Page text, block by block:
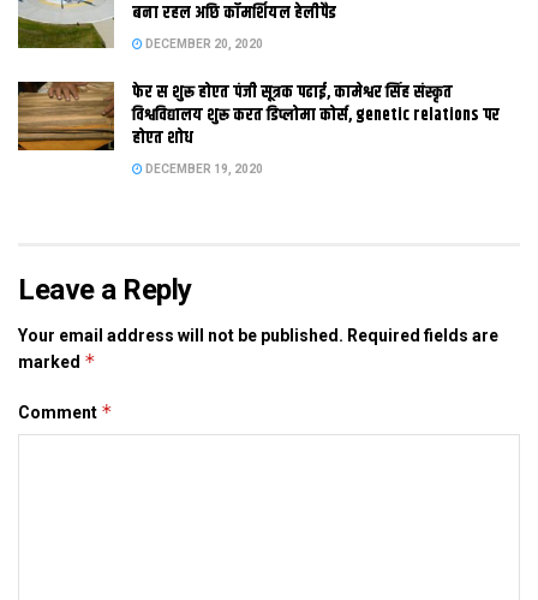
कए लटकाएब राखब ठीक नहि।
Tags: nitish
बना रहल अछि कॉमर्शियल हेलीपैड
DECEMBER 20, 2020
फेर स शुरू होएत पंजी सूत्रक पढाई, कामेश्वर सिंह संस्कृत
विश्वविद्यालय शुरू करत डिप्लोमा कोर्स, genetic relations पर
होएत शोध
DECEMBER 19, 2020
Leave a Reply
Your email address will not be published. Required fields are
marked *
Comment *